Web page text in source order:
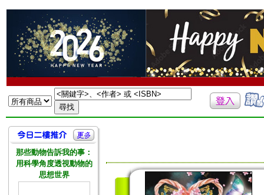
那些動物告訴我的事：
用科學角度透視動物的
思想世界